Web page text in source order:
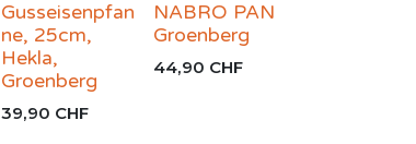
Gusseisenpfan
ne, 25cm,
Hekla,
Groenberg
39,90 CHF
NABRO PAN
Groenberg
44,90 CHF